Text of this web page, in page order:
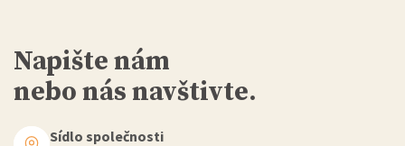
Napište nám
nebo nás navštivte.
Sídlo společnosti